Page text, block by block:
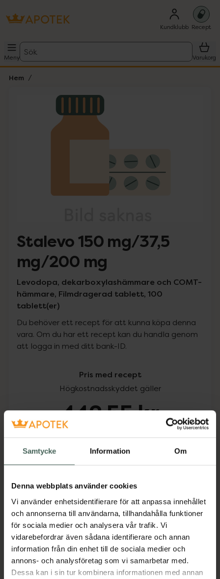
Samtycke Information Om
Denna webbplats använder cookies
Vi använder enhetsidentifierare för att anpassa innehållet
och annonserna till användarna, tillhandahålla funktioner
för sociala medier och analysera vår trafik. Vi
vidarebefordrar även sådana identifierare och annan
information från din enhet till de sociala medier och
annons- och analysföretag som vi samarbetar med.
Dessa kan i sin tur kombinera informationen med annan
Kundklubb Recept
Meny
Sök
Varukorg
Hem
Lista: . Innehåller 1 objekt.
Stalevo 150 mg/37,5
mg/200 mg
Levodopa, dekarboxylashämmare och COMT-
hämmare, Filmdragerad tablett, 100
tablett(er)
Du behöver ett recept för att kunna köpa denna
vara. Om du har ett recept kan du handla genom
att logga in med ditt bank-ID.
Pris med recept
Högkostnadsskyddet gäller
442,55 kr
Köp via ditt recept
Beskrivning
Läs alltid bipacksedeln innan
användning.